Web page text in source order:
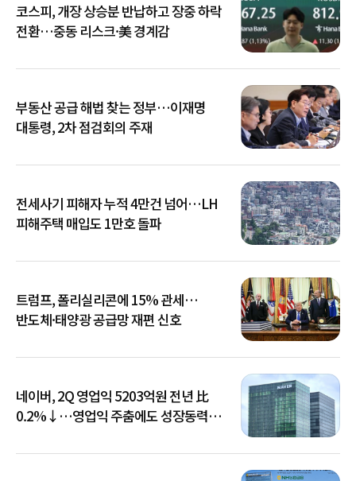
코스피, 개장 상승분 반납하고 장중 하락
전환…중동 리스크·美 경계감
부동산 공급 해법 찾는 정부…이재명
대통령, 2차 점검회의 주재
전세사기 피해자 누적 4만건 넘어…LH
피해주택 매입도 1만호 돌파
트럼프, 폴리실리콘에 15% 관세…
반도체·태양광 공급망 재편 신호
네이버, 2Q 영업익 5203억원 전년 比
0.2%↓…영업익 주춤에도 성장동력